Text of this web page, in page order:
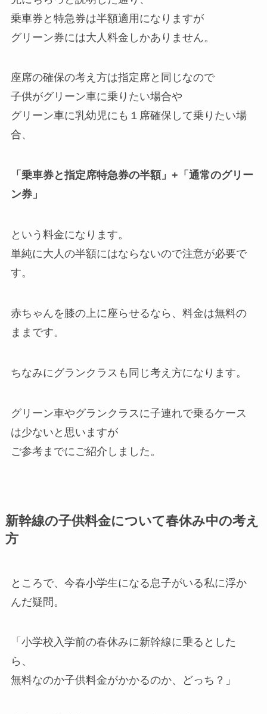
乗車券と特急券は半額適用になりますが
グリーン券には大人料金しかありません。
座席の確保の考え方は指定席と同じなので
子供がグリーン車に乗りたい場合や
グリーン車に乳幼児にも１席確保して乗りたい場
合、
「乗車券と指定席特急券の半額」+「通常のグリー
ン券」
という料金になります。
単純に大人の半額にはならないので注意が必要で
す。
赤ちゃんを膝の上に座らせるなら、料金は無料の
ままです。
ちなみにグランクラスも同じ考え方になります。
グリーン車やグランクラスに子連れで乗るケース
は少ないと思いますが
ご参考までにご紹介しました。
新幹線の子供料金について春休み中の考え
方
ところで、今春小学生になる息子がいる私に浮か
んだ疑問。
「小学校入学前の春休みに新幹線に乗るとした
ら、
無料なのか子供料金がかかるのか、どっち？」